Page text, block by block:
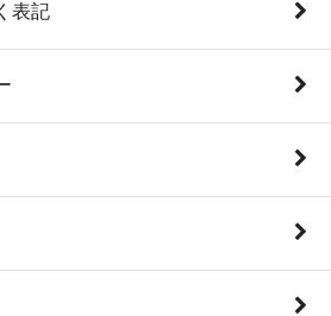
表記